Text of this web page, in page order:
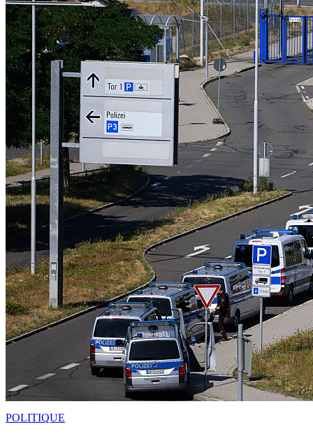
POLITIQUE